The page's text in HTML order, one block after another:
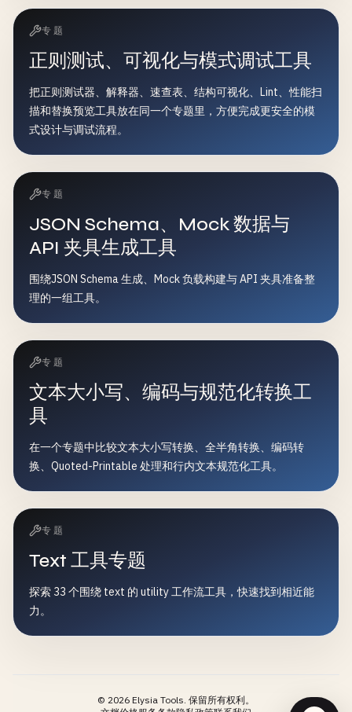
专题
正则测试、可视化与模式调试工具
把正则测试器、解释器、速查表、结构可视化、Lint、性能扫
描和替换预览工具放在同一个专题里，方便完成更安全的模
式设计与调试流程。
专题
JSON Schema、Mock 数据与
API 夹具生成工具
围绕JSON Schema 生成、Mock 负载构建与 API 夹具准备整
理的一组工具。
专题
文本大小写、编码与规范化转换工
具
在一个专题中比较文本大小写转换、全半角转换、编码转
换、Quoted-Printable 处理和行内文本规范化工具。
专题
Text 工具专题
探索 33 个围绕 text 的 utility 工作流工具，快速找到相近能
力。
© 2026 Elysia Tools. 保留所有权利。